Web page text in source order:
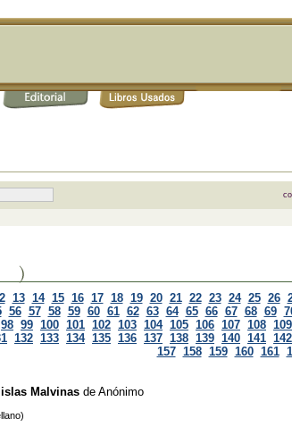
13 14 15 16 17 18 19 20 21 22 23 24 25 26
56 57 58 59 60 61 62 63 64 65 66 67 68 69
98 99 100 101 102 103 104 105 106 107 108 109
132 133 134 135 136 137 138 139 140 141 142
157 158 159 160 161
Malvinas de Anónimo